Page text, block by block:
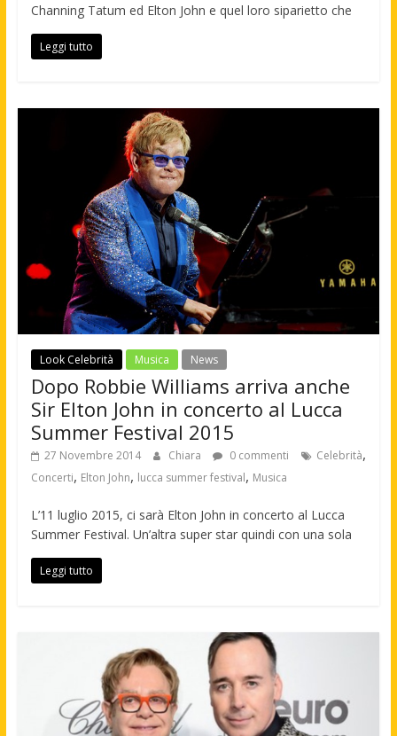
Channing Tatum ed Elton John e quel loro siparietto che
Leggi tutto
Look Celebrità Musica News
Dopo Robbie Williams arriva anche
Sir Elton John in concerto al Lucca
Summer Festival 2015
27 Novembre 2014 Chiara 0 commenti Celebrità,
Concerti, Elton John, lucca summer festival, Musica
L’11 luglio 2015, ci sarà Elton John in concerto al Lucca
Summer Festival. Un’altra super star quindi con una sola
Leggi tutto